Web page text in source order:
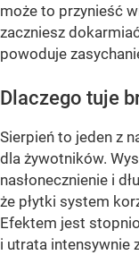
może to przynieść
zaczniesz
powoduje
Dlaczego tuje
Sierpień to jeden z
dla żywotników.
nasłonecznienie i
że płytki system
Efektem jest
i utrata intensywnie